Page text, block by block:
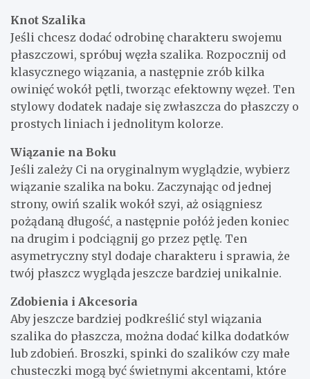
Knot Szalika
Jeśli chcesz dodać odrobinę charakteru swojemu
płaszczowi, spróbuj węzła szalika. Rozpocznij od
klasycznego wiązania, a następnie zrób kilka
owinięć wokół pętli, tworząc efektowny węzeł. Ten
stylowy dodatek nadaje się zwłaszcza do płaszczy o
prostych liniach i jednolitym kolorze.
Wiązanie na Boku
Jeśli zależy Ci na oryginalnym wyglądzie, wybierz
wiązanie szalika na boku. Zaczynając od jednej
strony, owiń szalik wokół szyi, aż osiągniesz
pożądaną długość, a następnie połóż jeden koniec
na drugim i podciągnij go przez pętlę. Ten
asymetryczny styl dodaje charakteru i sprawia, że
twój płaszcz wygląda jeszcze bardziej unikalnie.
Zdobienia i Akcesoria
Aby jeszcze bardziej podkreślić styl wiązania
szalika do płaszcza, można dodać kilka dodatków
lub zdobień. Broszki, spinki do szalików czy małe
chusteczki mogą być świetnymi akcentami, które